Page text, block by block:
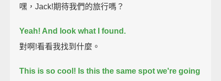
嘿，Jack!期待我們的旅行嗎？
Yeah! And look what I found.
對啊!看看我找到什麼。
This is so cool! Is this the same spot we're going